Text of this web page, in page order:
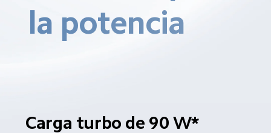
la potencia
Carga turbo de 90 W*